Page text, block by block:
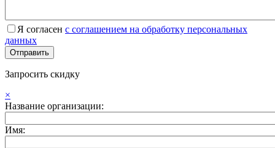
Я согласен с соглашением на обработку персональных
данных
Запросить скидку
×
Название организации:
Имя: